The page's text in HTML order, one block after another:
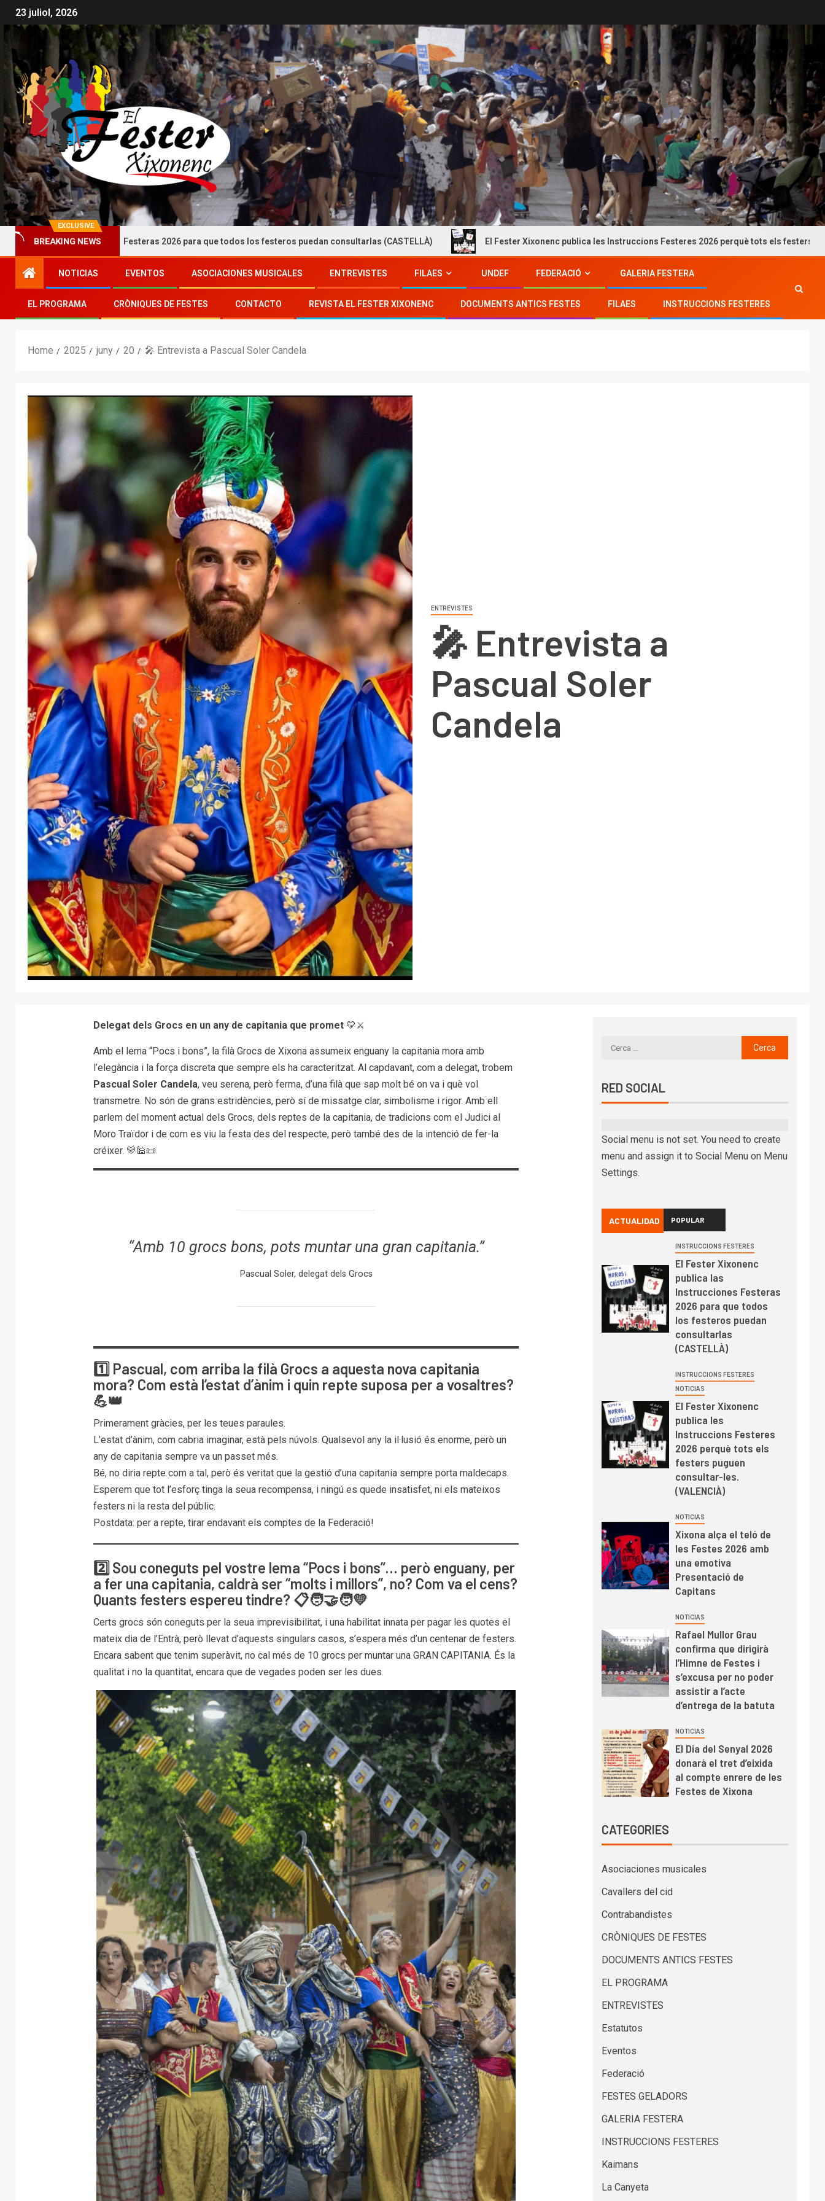
23 juliol, 2026
EXCLUSIVE
BREAKING NEWS
Festeras 2026 para que todos los festeros puedan consultarlas (CASTELLÀ) El Fester Xixonenc publica les Instruccions Festeres 2026 perquè tots els festers puguen consultar-
NOTICIAS EVENTOS ASOCIACIONES MUSICALES ENTREVISTES FILAES UNDEF FEDERACIÓ GALERIA FESTERA
EL PROGRAMA CRÒNIQUES DE FESTES CONTACTO REVISTA EL FESTER XIXONENC DOCUMENTS ANTICS FESTES FILAES INSTRUCCIONS FESTERES
Home 2025 juny 20 🎤 Entrevista a Pascual Soler Candela
ENTREVISTES
🎤 Entrevista a
Pascual Soler
Candela
Delegat dels Grocs en un any de capitania que promet💛⚔️
Amb el lema “Pocs i bons”, la filà Grocs de Xixona assumeix enguany la capitania mora amb
l’elegància i la força discreta que sempre els ha caracteritzat. Al capdavant, com a delegat, trobem
Pascual Soler Candela, veu serena, però ferma, d’una filà que sap molt bé on va i què vol
transmetre. No són de grans estridències, però sí de missatge clar, simbolisme i rigor. Amb ell
parlem del moment actual dels Grocs, dels reptes de la capitania, de tradicions com el Judici al
Moro Traïdor i de com es viu la festa des del respecte, però també des de la intenció de fer-la
créixer. 💛🕌📜
“Amb 10 grocs bons, pots muntar una gran capitania.”
Pascual Soler, delegat dels Grocs
1️⃣ Pascual, com arriba la filà Grocs a aquesta nova capitania
mora? Com està l’estat d’ànim i quin repte suposa per a vosaltres?
💪👑
Primerament gràcies, per les teues paraules.
L’estat d’ànim, com cabria imaginar, està pels núvols. Qualsevol any la il·lusió és enorme, però un
any de capitania sempre va un passet més.
Bé, no diria repte com a tal, però és veritat que la gestió d’una capitania sempre porta maldecaps.
Esperem que tot l’esforç tinga la seua recompensa, i ningú es quede insatisfet, ni els mateixos
festers ni la resta del públic.
Postdata: per a repte, tirar endavant els comptes de la Federació!
2️⃣ Sou coneguts pel vostre lema “Pocs i bons”… però enguany, per
a fer una capitania, caldrà ser “molts i millors”, no? Com va el cens?
Quants festers espereu tindre? 📋🧑‍🤝‍🧑💛
Certs grocs són coneguts per la seua imprevisibilitat, i una habilitat innata per pagar les quotes el
mateix dia de l’Entrà, però llevat d’aquests singulars casos, s’espera més d’un centenar de festers.
Encara sabent que tenim superàvit, no cal més de 10 grocs per muntar una GRAN CAPITANIA. És la
qualitat i no la quantitat, encara que de vegades poden ser les dues.
RED SOCIAL
Social menu is not set. You need to create
menu and assign it to Social Menu on Menu
Settings.
ACTUALIDAD POPULAR
INSTRUCCIONS FESTERES
El Fester Xixonenc
publica las
Instrucciones Festeras
2026 para que todos
los festeros puedan
consultarlas
(CASTELLÀ)
INSTRUCCIONS FESTERES
NOTICIAS
El Fester Xixonenc
publica les
Instruccions Festeres
2026 perquè tots els
festers puguen
consultar-les.
(VALENCIÀ)
NOTICIAS
Xixona alça el teló de
les Festes 2026 amb
una emotiva
Presentació de
Capitans
NOTICIAS
Rafael Mullor Grau
confirma que dirigirà
l’Himne de Festes i
s’excusa per no poder
assistir a l’acte
d’entrega de la batuta
NOTICIAS
El Dia del Senyal 2026
donarà el tret d’eixida
al compte enrere de les
Festes de Xixona
CATEGORIES
Asociaciones musicales
Cavallers del cid
Contrabandistes
CRÒNIQUES DE FESTES
DOCUMENTS ANTICS FESTES
EL PROGRAMA
ENTREVISTES
Estatutos
Eventos
Federació
FESTES GELADORS
GALERIA FESTERA
INSTRUCCIONS FESTERES
Kaimans
La Canyeta